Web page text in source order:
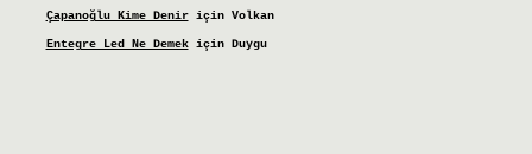
Çapanoğlu Kime Deniriçin Volkan
Entegre Led Ne Demekiçin Duygu